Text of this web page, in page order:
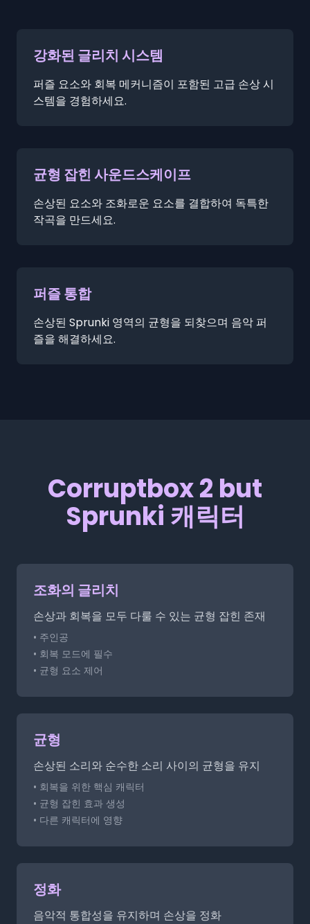
강화된 글리치 시스템
퍼즐 요소와 회복 메커니즘이 포함된 고급 손상 시
스템을 경험하세요.
균형 잡힌 사운드스케이프
손상된 요소와 조화로운 요소를 결합하여 독특한
작곡을 만드세요.
퍼즐 통합
손상된 Sprunki 영역의 균형을 되찾으며 음악 퍼
즐을 해결하세요.
Corruptbox 2 but
Sprunki 캐릭터
조화의 글리치
손상과 회복을 모두 다룰 수 있는 균형 잡힌 존재
• 주인공
• 회복 모드에 필수
• 균형 요소 제어
균형
손상된 소리와 순수한 소리 사이의 균형을 유지
• 회복을 위한 핵심 캐릭터
• 균형 잡힌 효과 생성
• 다른 캐릭터에 영향
정화
음악적 통합성을 유지하며 손상을 정화